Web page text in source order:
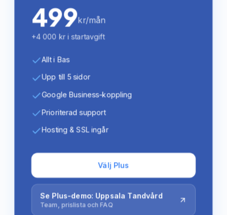
499kr/mån
+4 000 kr i startavgift
Allt i Bas
Upp till 5 sidor
Google Business-koppling
Prioriterad support
Hosting & SSL ingår
Välj Plus
Se Plus-demo: Uppsala Tandvård
Team, prislista och FAQ